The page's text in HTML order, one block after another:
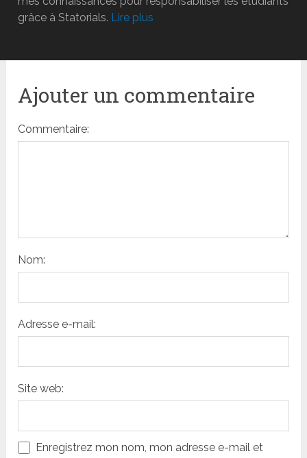
grâce à Statorials. Lire plus
Ajouter un commentaire
Commentaire:
Nom:
Adresse e-mail:
Site web:
Enregistrez mon nom, mon adresse e-mail et